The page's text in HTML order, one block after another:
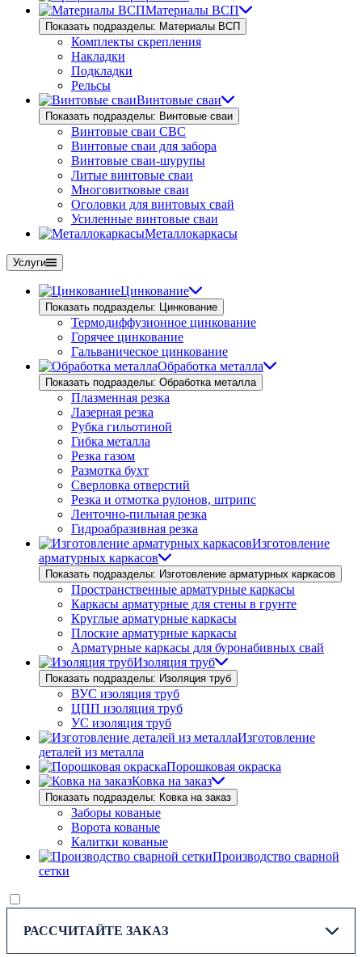
Материалы ВСП
Показать подразделы: Материалы ВСП
Комплекты скрепления
Накладки
Подкладки
Рельсы
Винтовые сваи
Показать подразделы: Винтовые сваи
Винтовые сваи СВС
Винтовые сваи для забора
Винтовые сваи-шурупы
Литые винтовые сваи
Многовитковые сваи
Оголовки для винтовых свай
Усиленные винтовые сваи
Металлокаркасы
Услуги
Цинкование
Показать подразделы: Цинкование
Термодиффузионное цинкование
Горячее цинкование
Гальваническое цинкование
Обработка металла
Показать подразделы: Обработка металла
Плазменная резка
Лазерная резка
Рубка гильотиной
Гибка металла
Резка газом
Размотка бухт
Сверловка отверстий
Резка и отмотка рулонов, штрипс
Ленточно-пильная резка
Гидроабразивная резка
Изготовление
арматурных каркасов
Показать подразделы: Изготовление арматурных каркасов
Пространственные арматурные каркасы
Каркасы арматурные для стены в грунте
Круглые арматурные каркасы
Плоские арматурные каркасы
Арматурные каркасы для буронабивных свай
Изоляция труб
Показать подразделы: Изоляция труб
ВУС изоляция труб
ЦПП изоляция труб
УС изоляция труб
Изготовление
деталей из металла
Порошковая окраска
Ковка на заказ
Показать подразделы: Ковка на заказ
Заборы кованые
Ворота кованые
Калитки кованые
Производство сварной
сетки
РАССЧИТАЙТЕ ЗАКАЗ